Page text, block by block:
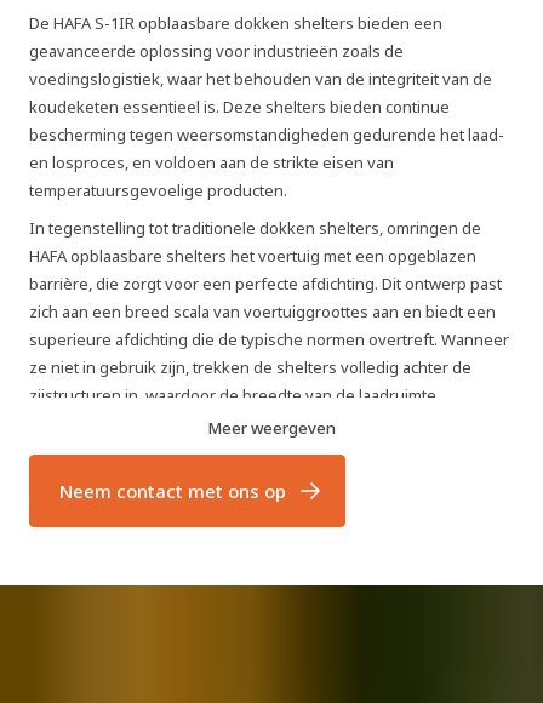
De HAFA S-1IR opblaasbare dokken shelters bieden een
geavanceerde oplossing voor industrieën zoals de
voedingslogistiek, waar het behouden van de integriteit van de
koudeketen essentieel is. Deze shelters bieden continue
bescherming tegen weersomstandigheden gedurende het laad-
en losproces, en voldoen aan de strikte eisen van
temperatuursgevoelige producten.
In tegenstelling tot traditionele dokken shelters, omringen de
HAFA opblaasbare shelters het voertuig met een opgeblazen
barrière, die zorgt voor een perfecte afdichting. Dit ontwerp past
zich aan een breed scala van voertuiggroottes aan en biedt een
superieure afdichting die de typische normen overtreft. Wanneer
ze niet in gebruik zijn, trekken de shelters volledig achter de
zijstructuren in, waardoor de breedte van de laadruimte
gemaximaliseerd wordt en de manoeuvreerbaarheid voor
bestuurders wordt verbeterd.
De shelters zijn gemonteerd op een robuust frame dat bedekt is
Meer weergeven
Neem contact met ons op